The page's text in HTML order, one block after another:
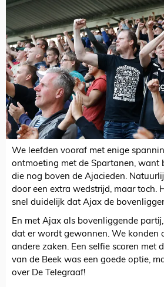
We leefden vooraf met enige
ontmoeting met de Spartanen, want
die nog boven de Ajacieden.
door een extra wedstrijd, maar toch.
snel duidelijk dat Ajax de
En met Ajax als bovenliggende
dat er wordt gewonnen. We konden
andere zaken. Een selfie scoren met
van de Beek was een goede optie,
over De Telegraaf!